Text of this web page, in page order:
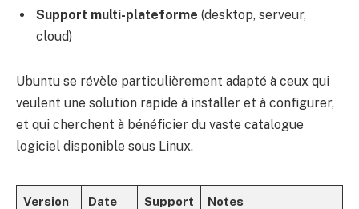
Support multi-plateforme (desktop, serveur,
cloud)
Ubuntu se révèle particulièrement adapté à ceux qui
veulent une solution rapide à installer et à configurer,
et qui cherchent à bénéficier du vaste catalogue
logiciel disponible sous Linux.
Version
Date
Support Notes